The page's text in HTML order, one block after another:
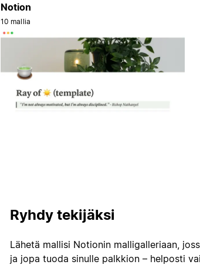
Notion
10 mallia
Ryhdy tekijäksi
Lähetä mallisi Notionin malligalleriaan,
ja jopa tuoda sinulle palkkion – helposti